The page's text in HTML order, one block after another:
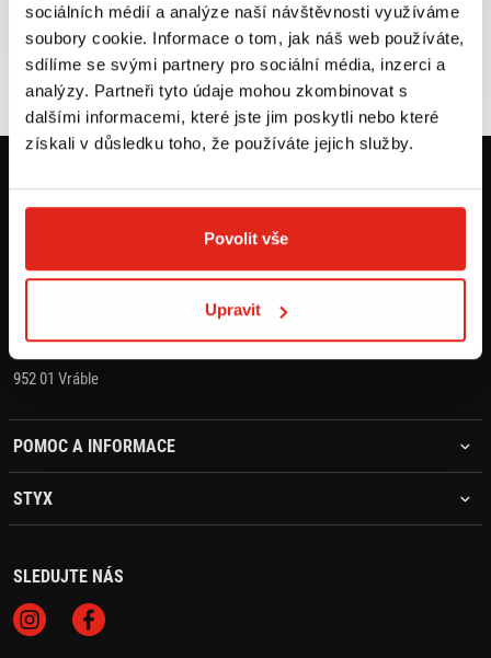
sociálních médií a analýze naší návštěvnosti využíváme
soubory cookie. Informace o tom, jak náš web používáte,
sdílíme se svými partnery pro sociální média, inzerci a
analýzy. Partneři tyto údaje mohou zkombinovat s
dalšími informacemi, které jste jim poskytli nebo které
získali v důsledku toho, že používáte jejich služby.
Povolit vše
Upravit
Zboží SKLADEM
expedujeme do 24 hod.
VÍCE INFO
Výměna velikosti ZDARMA
do 30 dnů
VÍCE INFO
Hlavná 1405
952 01 Vráble
POMOC A INFORMACE
STYX
SLEDUJTE NÁS